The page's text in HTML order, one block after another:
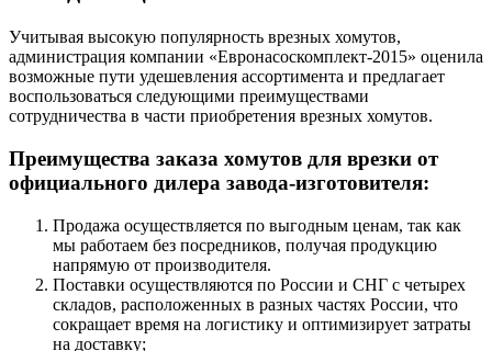
Учитывая высокую популярность врезных хомутов,
администрация компании «Евронасоскомплект-2015» оценила
возможные пути удешевления ассортимента и предлагает
воспользоваться следующими преимуществами
сотрудничества в части приобретения врезных хомутов.
Преимущества заказа хомутов для врезки от
официального дилера завода-изготовителя:
Продажа осуществляется по выгодным ценам, так как
мы работаем без посредников, получая продукцию
напрямую от производителя.
Поставки осуществляются по России и СНГ с четырех
складов, расположенных в разных частях России, что
сокращает время на логистику и оптимизирует затраты
на доставку;